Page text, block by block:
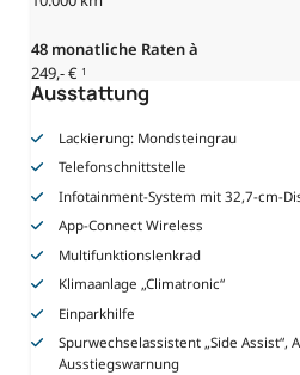
Ausstattung
Lackierung: Mondsteingrau
Telefonschnittstelle
Infotainment-System mit 32,7-cm-
App-Connect Wireless
Multifunktionslenkrad
Klimaanlage „Climatronic“
Einparkhilfe
Spurwechselassistent „Side Assist“,
Ausstiegswarnung
48 monatliche Raten à
249,- € 1